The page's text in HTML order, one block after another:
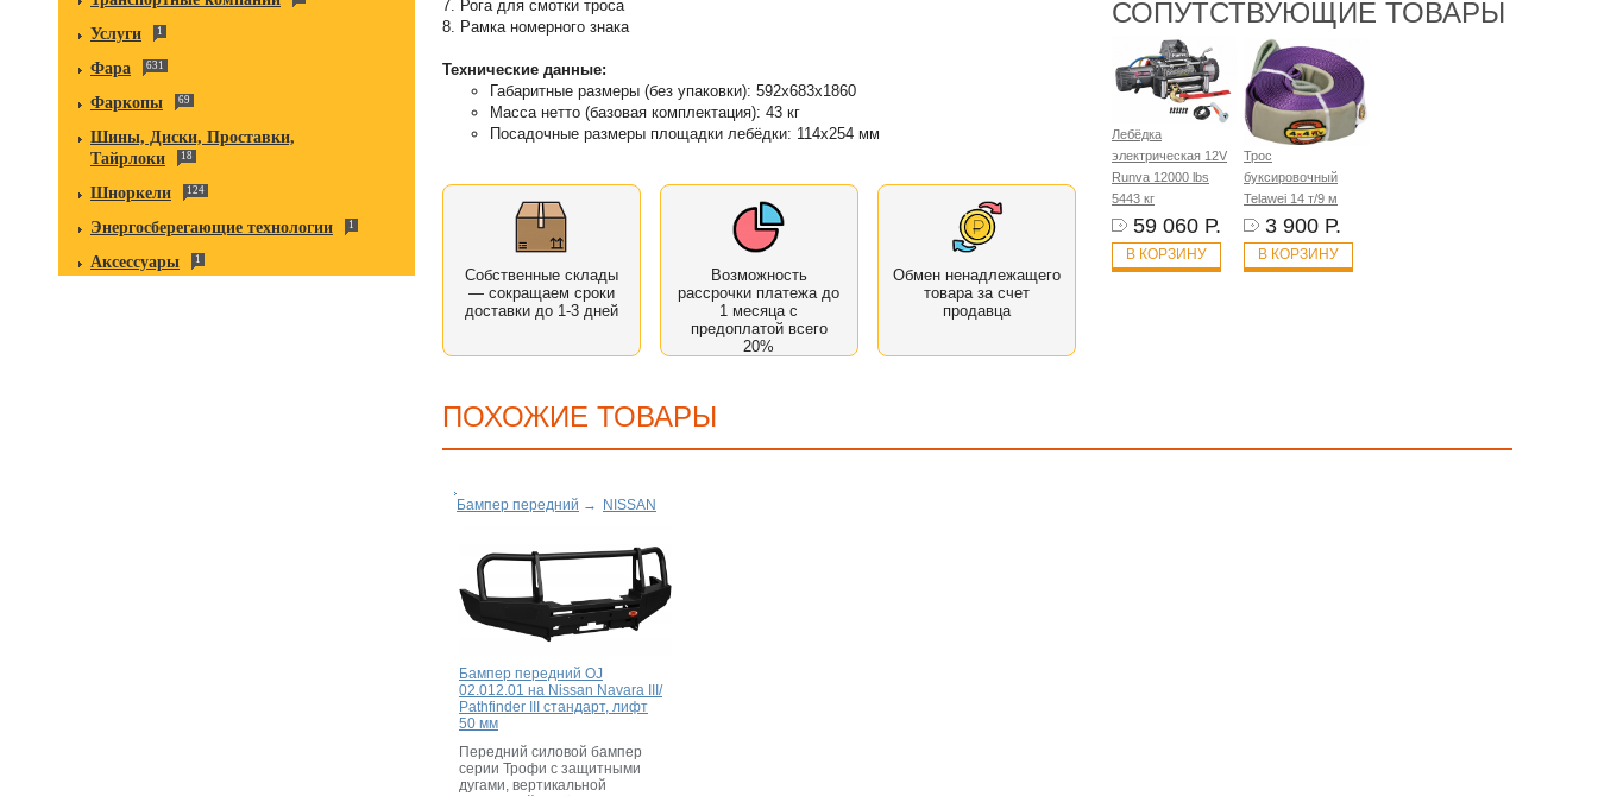
Услуги 1
Фара 631
Фаркопы 69
Шины, Диски, Проставки,
Тайрлоки
18
Шноркели 124
Энергосберегающие технологии 1
Аксессуары 1
7. Рога для смотки троса
8. Рамка номерного знака
Технические данные:
Габаритные размеры (без упаковки): 592х683х1860
Масса нетто (базовая комплектация): 43 кг
Посадочные размеры площадки лебёдки: 114х254 мм
Собственные склады
— сокращаем сроки
доставки до 1-3 дней
Возможность
рассрочки платежа до
1 месяца с
предоплатой всего
20%
Обмен ненадлежащего
товара за счет
продавца
СОПУТСТВУЮЩИЕ ТОВАРЫ
Лебёдка
электрическая 12V
Runva 12000 lbs
5443 кг
59 060 Р.
В КОРЗИНУ
Трос
буксировочный
Telawei 14 т/9 м
3 900 Р.
В КОРЗИНУ
ПОХОЖИЕ ТОВАРЫ
Бампер передний → NISSAN
Бампер передний OJ
02.012.01 на Nissan Navara III/
Pathfinder III стандарт, лифт
50 мм
Передний силовой бампер
серии Трофи с защитными
дугами, вертикальной